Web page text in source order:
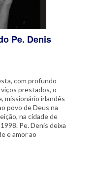
Pe. Denis
com profundo
prestados, o
missionário irlandês
povo de Deus na
na cidade de
Pe. Denis deixa
e amor ao